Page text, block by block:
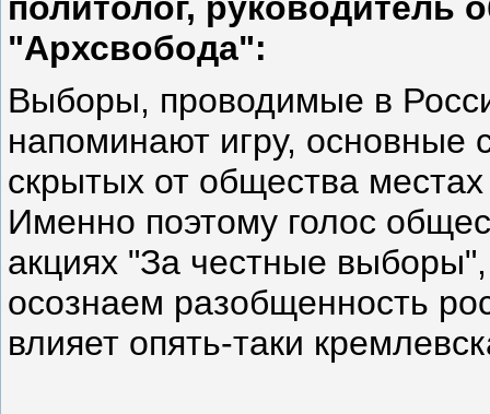
"Архсвобода":
Выборы, проводимые в
напоминают игру, основные
скрытых от общества
Именно поэтому голос
акциях "За честные
осознаем разобщенность
влияет опять-таки